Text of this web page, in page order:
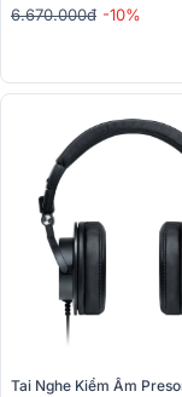
6.670.000đ -10%
Tai Nghe Kiểm Âm